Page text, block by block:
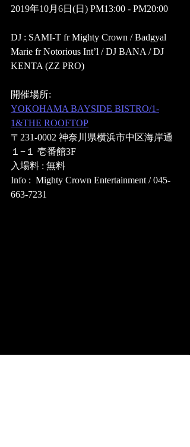
2019年10月6日(日) PM13:00 - PM20:00
DJ : SAMI-T fr Mighty Crown / Badgyal
Marie fr Notorious Int’l / DJ BANA / DJ
KENTA (ZZ PRO)
開催場所:
YOKOHAMA BAYSIDE BISTRO/1-
1&THE ROOFTOP
〒231-0002 神奈川県横浜市中区海岸通
１−１ 壱番館3F
入場料 : 無料
Info :  Mighty Crown Entertainment / 045-
663-7231